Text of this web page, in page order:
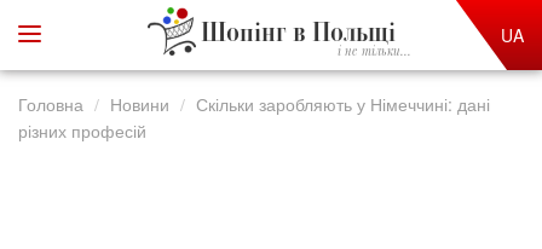
Шопінг в Польщі
і не тільки...
UA
Головна Новини
Скільки заробляють у Німеччині: дані
різних професій